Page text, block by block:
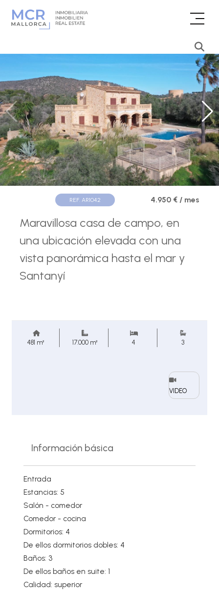
REF. AR1042 4.950 € / mes
Maravillosa casa de campo, en
una ubicación elevada con una
vista panorámica hasta el mar y
Santanyí
481 m² 17.000 m² 4 3
VIDEO
Información básica
Entrada
Estancias: 5
Salón - comedor
Comedor - cocina
Dormitorios: 4
De ellos dormitorios dobles: 4
Baños: 3
De ellos baños en suite: 1
Calidad: superior